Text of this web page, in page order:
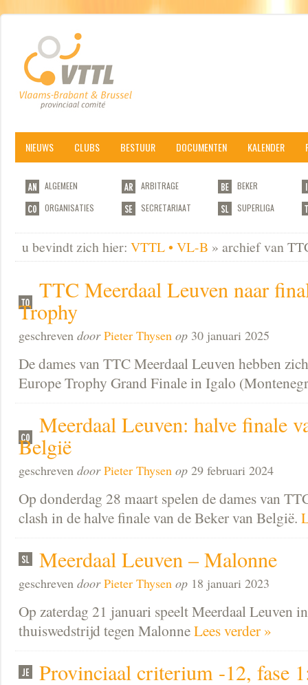
NIEUWS CLUBS BESTUUR DOCUMENTEN KALENDER
ALGEMEEN ARBITRAGE
BEKER
ORGANISATIES
SECRETARIAAT SUPERLIGA
u bevindt zich hier: VTTL • VL-B » archief van
TTC Meerdaal Leuven naar
Trophy
geschreven door Pieter Thysen op 30 januari 2025
De dames van TTC Meerdaal Leuven hebben
Europe Trophy Grand Finale in Igalo
Meerdaal Leuven: halve finale
België
geschreven door Pieter Thysen op 29 februari 2024
Op donderdag 28 maart spelen de dames van
clash in de halve finale van de Beker van België.
Meerdaal Leuven – Malonne
geschreven door Pieter Thysen op 18 januari 2023
Op zaterdag 21 januari speelt Meerdaal Leuven
thuiswedstrijd tegen MalonneLees verder »
Provinciaal criterium -12, fase